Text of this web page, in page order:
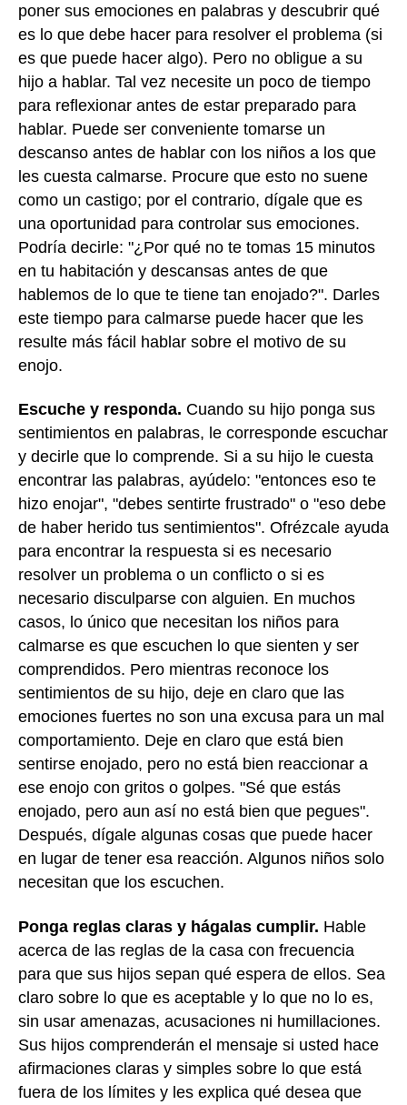
poner sus emociones en palabras y descubrir qué
es lo que debe hacer para resolver el problema (si
es que puede hacer algo). Pero no obligue a su
hijo a hablar. Tal vez necesite un poco de tiempo
para reflexionar antes de estar preparado para
hablar. Puede ser conveniente tomarse un
descanso antes de hablar con los niños a los que
les cuesta calmarse. Procure que esto no suene
como un castigo; por el contrario, dígale que es
una oportunidad para controlar sus emociones.
Podría decirle: "¿Por qué no te tomas 15 minutos
en tu habitación y descansas antes de que
hablemos de lo que te tiene tan enojado?". Darles
este tiempo para calmarse puede hacer que les
resulte más fácil hablar sobre el motivo de su
enojo.
Escuche y responda. Cuando su hijo ponga sus
sentimientos en palabras, le corresponde escuchar
y decirle que lo comprende. Si a su hijo le cuesta
encontrar las palabras, ayúdelo: "entonces eso te
hizo enojar", "debes sentirte frustrado" o "eso debe
de haber herido tus sentimientos". Ofrézcale ayuda
para encontrar la respuesta si es necesario
resolver un problema o un conflicto o si es
necesario disculparse con alguien. En muchos
casos, lo único que necesitan los niños para
calmarse es que escuchen lo que sienten y ser
comprendidos. Pero mientras reconoce los
sentimientos de su hijo, deje en claro que las
emociones fuertes no son una excusa para un mal
comportamiento. Deje en claro que está bien
sentirse enojado, pero no está bien reaccionar a
ese enojo con gritos o golpes. "Sé que estás
enojado, pero aun así no está bien que pegues".
Después, dígale algunas cosas que puede hacer
en lugar de tener esa reacción. Algunos niños solo
necesitan que los escuchen.
Ponga reglas claras y hágalas cumplir. Hable
acerca de las reglas de la casa con frecuencia
para que sus hijos sepan qué espera de ellos. Sea
claro sobre lo que es aceptable y lo que no lo es,
sin usar amenazas, acusaciones ni humillaciones.
Sus hijos comprenderán el mensaje si usted hace
afirmaciones claras y simples sobre lo que está
fuera de los límites y les explica qué desea que